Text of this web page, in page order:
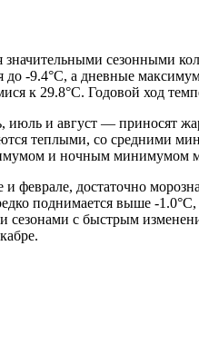
значительными сезонными
-9.4°C, а дневные
к 29.8°C. Годовой ход
и август — приносят
теплыми, со средними
и ночным минимумом
и феврале, достаточно
поднимается выше -
сезонами с быстрым